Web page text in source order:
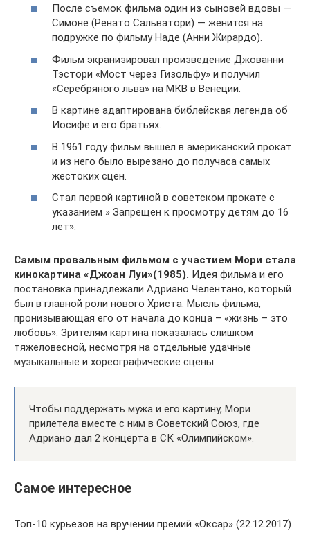
После съемок фильма один из сыновей вдовы —
Симоне (Ренато Сальватори) — женится на
подружке по фильму Наде (Анни Жирардо).
Фильм экранизировал произведение Джованни
Тэстори «Мост через Гизольфу» и получил
«Серебряного льва» на МКВ в Венеции.
В картине адаптирована библейская легенда об
Иосифе и его братьях.
В 1961 году фильм вышел в американский прокат
и из него было вырезано до получаса самых
жестоких сцен.
Стал первой картиной в советском прокате с
указанием » Запрещен к просмотру детям до 16
лет».
Самым провальным фильмом с участием Мори стала
кинокартина «Джоан Луи»(1985). Идея фильма и его
постановка принадлежали Адриано Челентано, который
был в главной роли нового Христа. Мысль фильма,
пронизывающая его от начала до конца – «жизнь – это
любовь». Зрителям картина показалась слишком
тяжеловесной, несмотря на отдельные удачные
музыкальные и хореографические сцены.
Чтобы поддержать мужа и его картину, Мори
прилетела вместе с ним в Советский Союз, где
Адриано дал 2 концерта в СК «Олимпийском».
Самое интересное
Топ-10 курьезов на вручении премий «Оксар» (22.12.2017)